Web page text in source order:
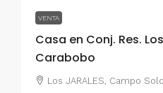
VENTA
Casa en Conj. Res.
Carabobo
Los JARALES, Campo